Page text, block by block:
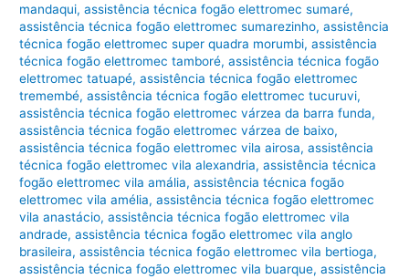
mandaqui,assistência técnica fogão elettromec sumaré,
assistência técnica fogão elettromec sumarezinho,assistência
técnica fogão elettromec super quadra morumbi,assistência
técnica fogão elettromec tamboré,assistência técnica fogão
elettromec tatuapé,assistência técnica fogão elettromec
tremembé,assistência técnica fogão elettromec tucuruvi,
assistência técnica fogão elettromec várzea da barra funda,
assistência técnica fogão elettromec várzea de baixo,
assistência técnica fogão elettromec vila airosa,assistência
técnica fogão elettromec vila alexandria,assistência técnica
fogão elettromec vila amália,assistência técnica fogão
elettromec vila amélia,assistência técnica fogão elettromec
vila anastácio,assistência técnica fogão elettromec vila
andrade,assistência técnica fogão elettromec vila anglo
brasileira,assistência técnica fogão elettromec vila bertioga,
assistência técnica fogão elettromec vila buarque,assistência